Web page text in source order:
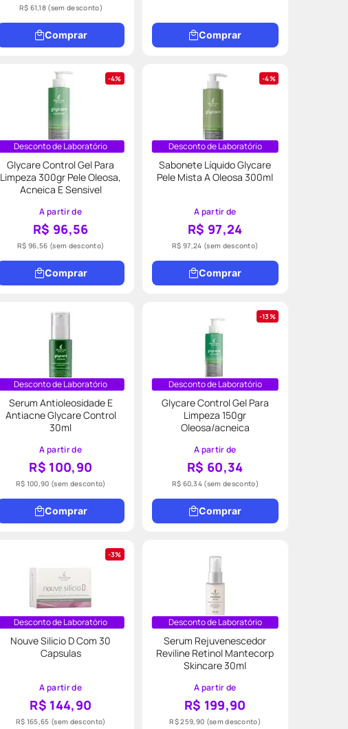
R$ 61,18 (sem desconto)
Comprar Comprar
4%
Desconto de Laboratório
Glycare Control Gel Para
Limpeza 300gr Pele Oleosa,
Acneica E Sensivel
A partir de
R$ 96,56
R$ 96,56 (sem desconto)
Comprar
4%
Desconto de Laboratório
Sabonete Líquido Glycare
Pele Mista A Oleosa 300ml
A partir de
R$ 97,24
R$ 97,24 (sem desconto)
Comprar
Desconto de Laboratório
Serum Antioleosidade E
Antiacne Glycare Control
30ml
A partir de
R$ 100,90
R$ 100,90 (sem desconto)
Comprar
13%
Desconto de Laboratório
Glycare Control Gel Para
Limpeza 150gr
Oleosa/acneica
A partir de
R$ 60,34
R$ 60,34 (sem desconto)
Comprar
3%
Desconto de Laboratório
Nouve Silicio D Com 30
Capsulas
A partir de
R$ 144,90
R$ 165,65 (sem desconto)
Desconto de Laboratório
Serum Rejuvenescedor
Reviline Retinol Mantecorp
Skincare 30ml
A partir de
R$ 199,90
R$ 259,90 (sem desconto)